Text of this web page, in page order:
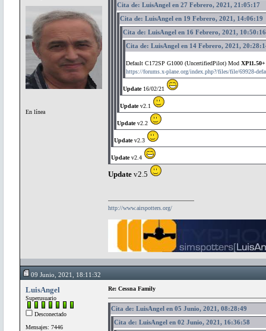
En línea
Cita de: LuisAngel en 27 Febrero, 2021, 21:05:17
Cita de: LuisAngel en 19 Febrero, 2021, 14:06:19
Cita de: LuisAngel en 16 Febrero, 2021, 10:50:16
Cita de: LuisAngel en 14 Febrero, 2021,
Default C172SP G1000 (UncertifiedPilot) Mod
https://forums.x-plane.org/index.php?/files/file/69928-
Update16/02/21
Updatev2.1
Updatev2.2
Updatev2.3
Updatev2.4
Update v2.5
http://www.airspotters.org/
09 Junio, 2021, 18:11:32
LuisAngel
Superusuario
Desconectado
Mensajes: 7446
Re: Cessna Family
Cita de: LuisAngel en 05 Junio, 2021, 08:28:49
Cita de: LuisAngel en 02 Junio, 2021, 16:36:58